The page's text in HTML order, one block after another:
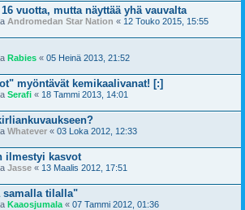
vuotta, mutta näyttää yhä vauvalta
Andromedan Star Nation « 12 Touko 2015, 15:55
Rabies « 05 Heinä 2013, 21:52
myöntävät kemikaalivanat! [:]
Serafi « 18 Tammi 2013, 14:01
Whatever « 03 Loka 2012, 12:33
ilmestyi kasvot
Jasse « 13 Maalis 2012, 17:51
samalla tilalla"
Kaaosjumala « 07 Tammi 2012, 01:36